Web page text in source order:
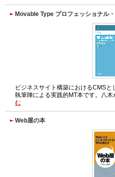
Movable Type プロフェッショナル
ビジネスサイト構築におけるCMS
執筆陣による実践的MT本です。八木
む
Web屋の本